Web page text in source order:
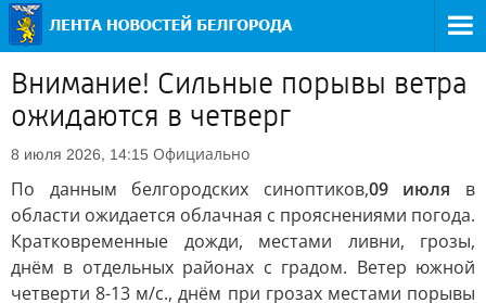
Внимание! Сильные порывы ветра
ожидаются в четверг
8 июля 2026, 14:15 Официально
По данным белгородских синоптиков,09 июля в
области ожидается облачная с прояснениями погода.
Кратковременные дожди, местами ливни, грозы,
днём в отдельных районах с градом. Ветер южной
четверти 8-13 м/с., днём при грозах местами порывы